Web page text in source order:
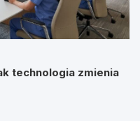
technologia zmienia